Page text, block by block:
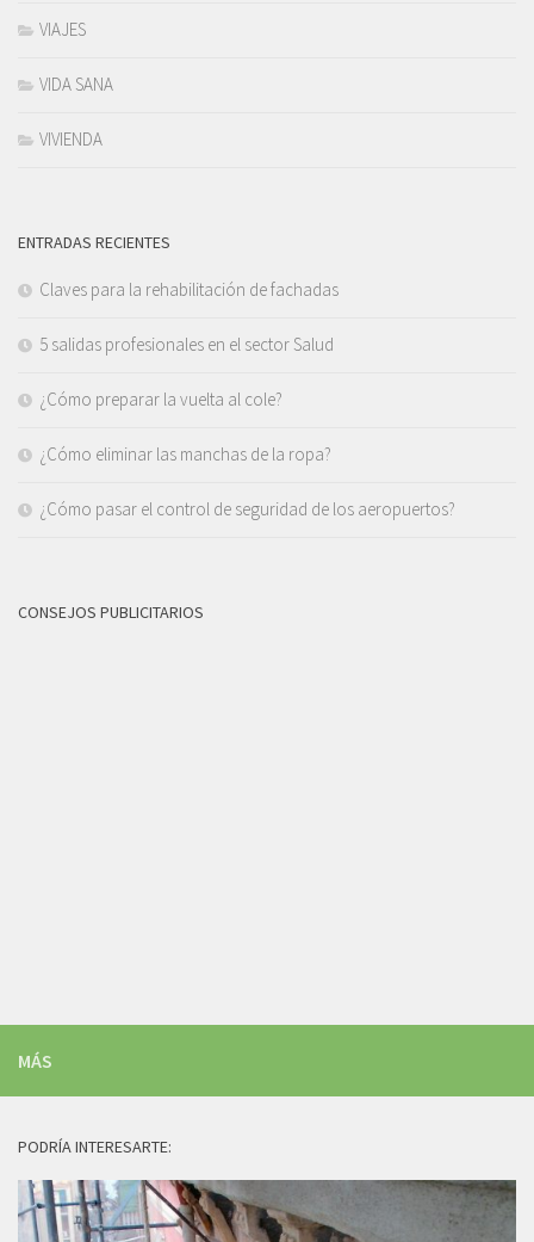
VIAJES
VIDA SANA
VIVIENDA
ENTRADAS RECIENTES
Claves para la rehabilitación de fachadas
5 salidas profesionales en el sector Salud
¿Cómo preparar la vuelta al cole?
¿Cómo eliminar las manchas de la ropa?
¿Cómo pasar el control de seguridad de los aeropuertos?
CONSEJOS PUBLICITARIOS
MÁS
PODRÍA INTERESARTE: